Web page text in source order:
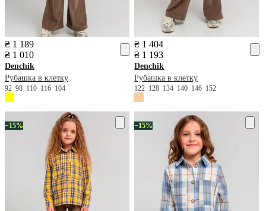
₴ 1 189
₴ 1 010
Denchik
Рубашка в клетку
92 98 110 116 104
₴ 1 404
₴ 1 193
Denchik
Рубашка в клетку
122 128 134 140 146 152
−15% −15%